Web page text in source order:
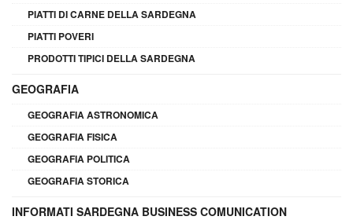
PIATTI DI CARNE DELLA SARDEGNA
PIATTI POVERI
PRODOTTI TIPICI DELLA SARDEGNA
GEOGRAFIA
GEOGRAFIA ASTRONOMICA
GEOGRAFIA FISICA
GEOGRAFIA POLITICA
GEOGRAFIA STORICA
INFORMATI SARDEGNA BUSINESS COMUNICATION